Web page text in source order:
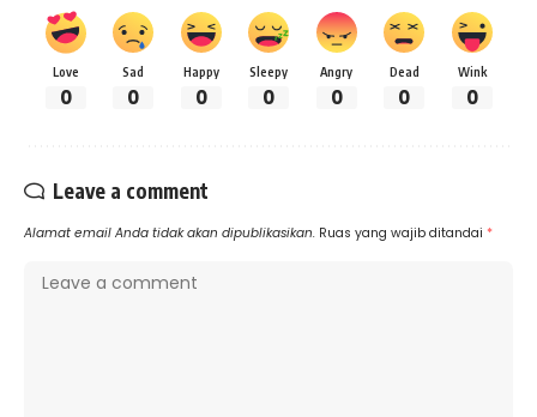
Love
0
Sad
0
Happy
0
Sleepy
0
Angry
0
Dead
0
Wink
0
Leave a comment
Alamat email Anda tidak akan dipublikasikan. Ruas yang wajib ditandai *